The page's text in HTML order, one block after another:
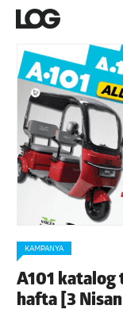
KAMPANYA
A101 katalog
hafta [3 Nisan